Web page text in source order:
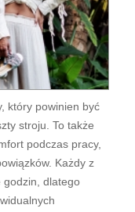
który powinien być
stroju. To także
podczas pracy,
Każdy z
godzin, dlatego